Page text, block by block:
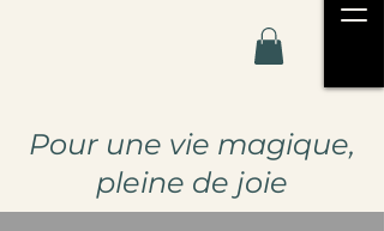
Pour une vie magique,
pleine de joie